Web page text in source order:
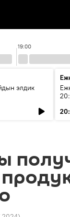
19:00
элдик